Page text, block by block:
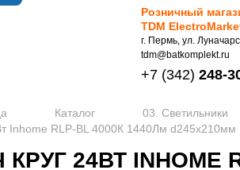
Розничный
TDM
г. Пермь, ул.
tdm@batkomplekt.ru
+7 (342) 248-
Каталог
03. Светильники
Inhome RLP-BL 4000К 1440Лм d245х210мм
24ВТ INHOME